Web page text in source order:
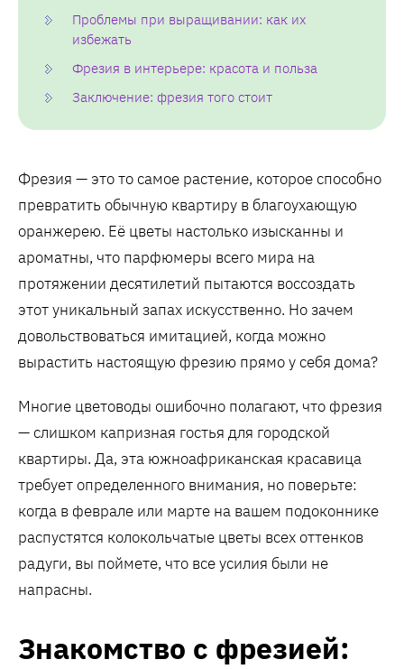
Проблемы при выращивании: как их
избежать
Фрезия в интерьере: красота и польза
Заключение: фрезия того стоит
Фрезия — это то самое растение, которое способно
превратить обычную квартиру в благоухающую
оранжерею. Её цветы настолько изысканны и
ароматны, что парфюмеры всего мира на
протяжении десятилетий пытаются воссоздать
этот уникальный запах искусственно. Но зачем
довольствоваться имитацией, когда можно
вырастить настоящую фрезию прямо у себя дома?
Многие цветоводы ошибочно полагают, что фрезия
— слишком капризная гостья для городской
квартиры. Да, эта южноафриканская красавица
требует определенного внимания, но поверьте:
когда в феврале или марте на вашем подоконнике
распустятся колокольчатые цветы всех оттенков
радуги, вы поймете, что все усилия были не
напрасны.
Знакомство с фрезией: